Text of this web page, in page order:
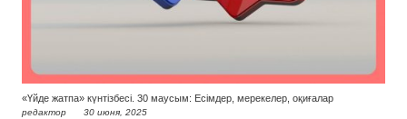
«Үйде жатпа» күнтізбесі. 30 маусым: Есімдер, мерекелер, оқиғалар
редактор 30 июня, 2025